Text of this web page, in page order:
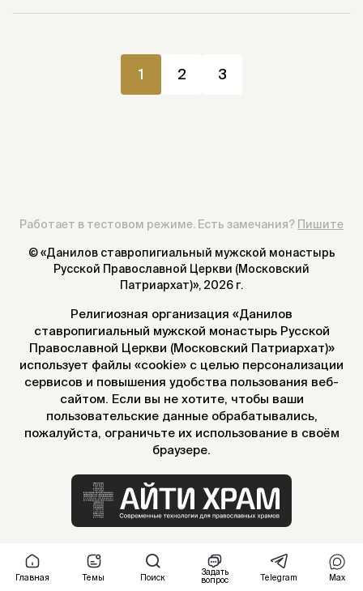
1 2 3
Работает в тестовом режиме. Есть замечания? Пишите
© «Данилов ставропигиальный мужской монастырь
Русской Православной Церкви (Московский
Патриархат)», 2026 г.
Религиозная организация «Данилов
ставропигиальный мужской монастырь Русской
Православной Церкви (Московский Патриархат)»
использует файлы «cookie» с целью персонализации
сервисов и повышения удобства пользования веб-
сайтом. Если вы не хотите, чтобы ваши
пользовательские данные обрабатывались,
пожалуйста, ограничьте их использование в своём
браузере.
Главная Темы Поиск
Задать
вопрос
Telegram Max